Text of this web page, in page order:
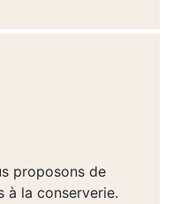
proposons de
à la conserverie.